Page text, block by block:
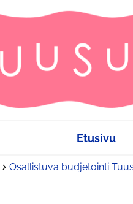
Etusivu
Osallistuva budjetointi